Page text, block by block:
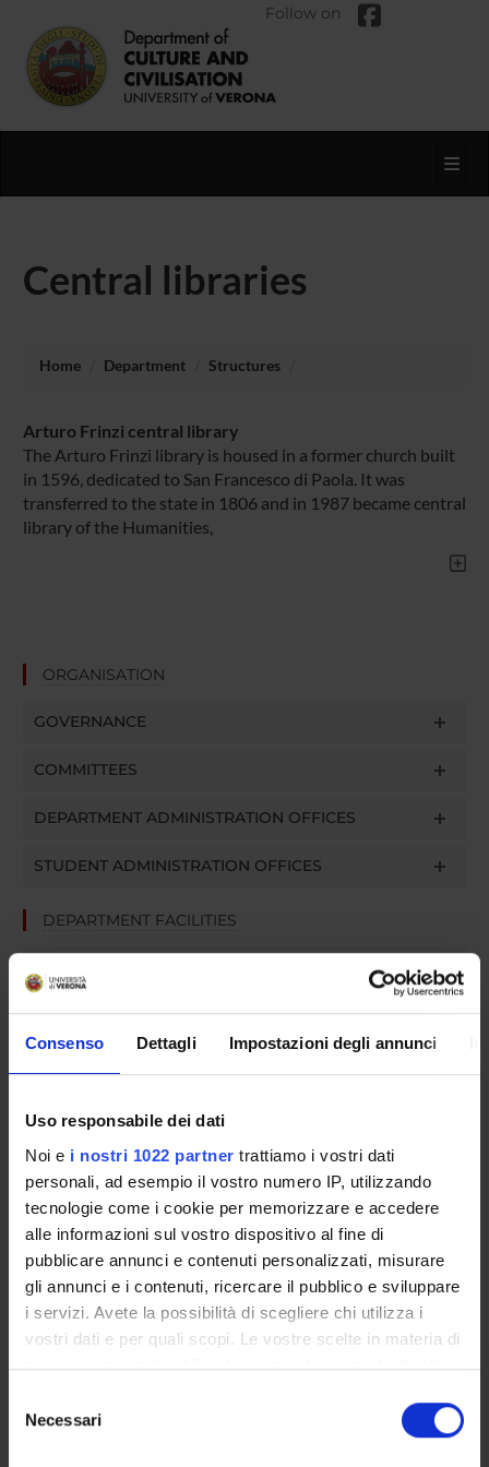
Consenso Dettagli Impostazioni degli annunci
Uso responsabile dei dati
Noi e i nostri 1022 partner trattiamo i vostri dati
personali, ad esempio il vostro numero IP, utilizzando
tecnologie come i cookie per memorizzare e accedere
alle informazioni sul vostro dispositivo al fine di
pubblicare annunci e contenuti personalizzati, misurare
gli annunci e i contenuti, ricercare il pubblico e sviluppare
i servizi. Avete la possibilità di scegliere chi utilizza i
vostri dati e per quali scopi. Le vostre scelte in materia di
privacy sono applicabili solo su questa proprietà digitale
modificare o revocare il proprio consenso in qualsiasi
momento dalla Dichiarazione sui cookie o facendo clic
delNecessari
Follow on
Central libraries
Home Department Structures
Arturo Frinzi central library
The Arturo Frinzi library is housed in a former church built
in 1596, dedicated to San Francesco di Paola. It was
transferred to the state in 1806 and in 1987 became central
library of the Humanities,
ORGANISATION
GOVERNANCE
COMMITTEES
DEPARTMENT ADMINISTRATION OFFICES
STUDENT ADMINISTRATION OFFICES
DEPARTMENT FACILITIES
CENTRI
Contacts
People
Places
Calendar